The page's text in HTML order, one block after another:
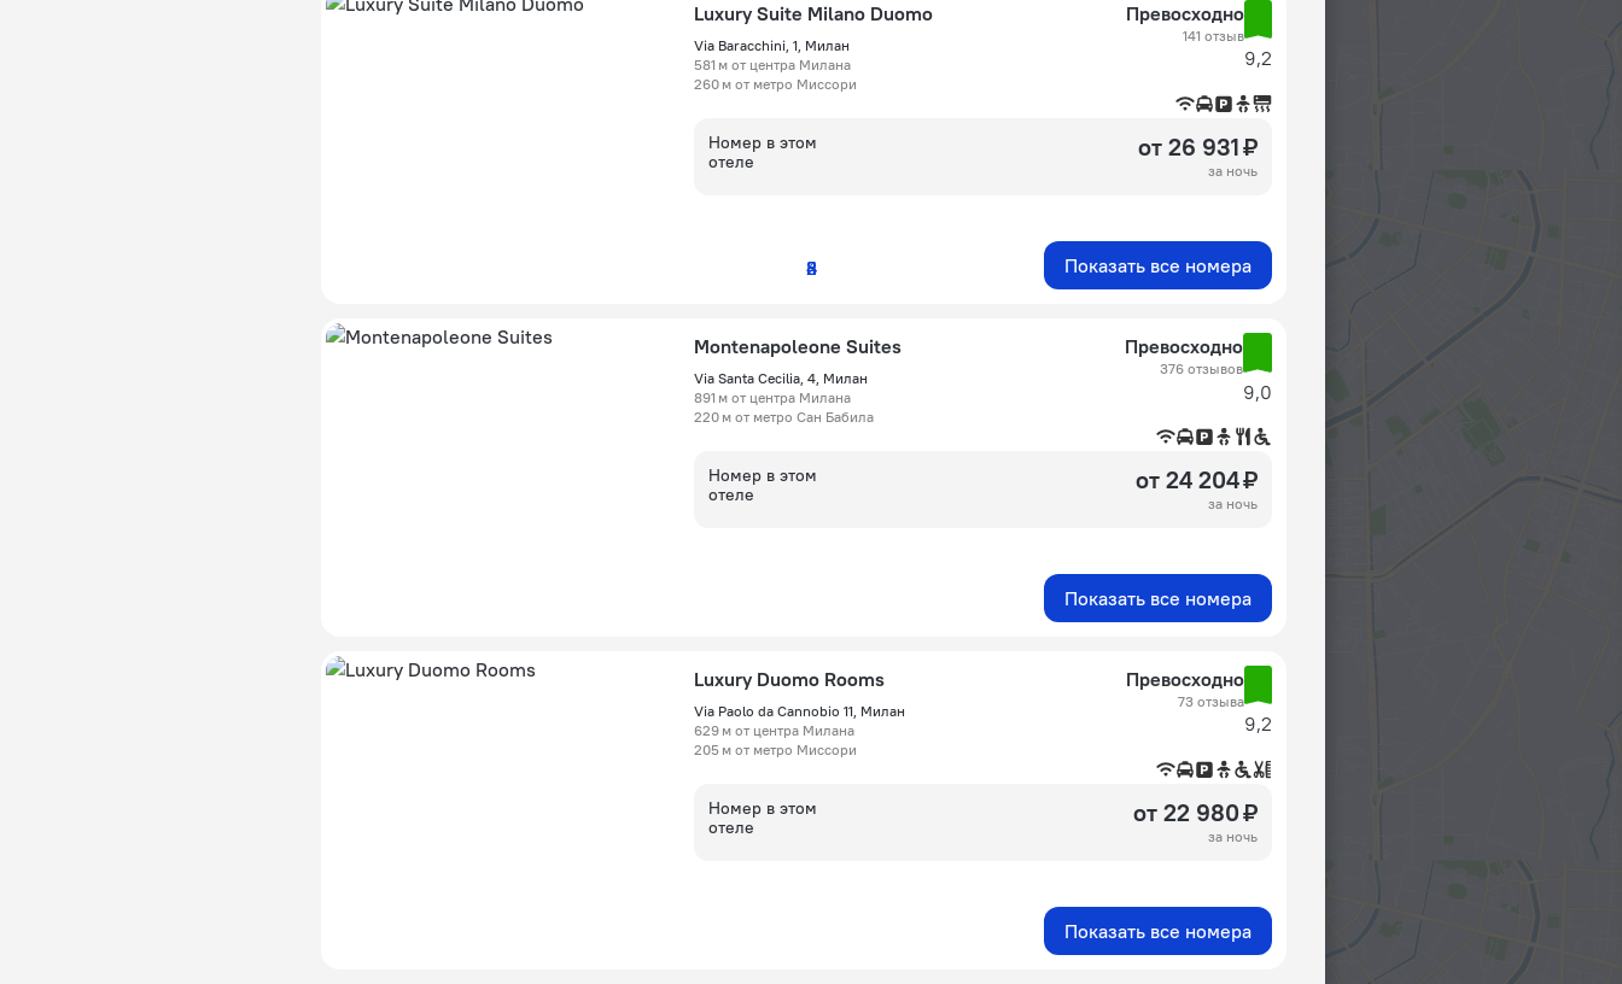
Luxury Suite Milano Duomo
Via Baracchini, 1, Милан
581 м от центра Милана
260 м от метро Миссори
Превосходно
141 отзыв
9,2
Номер в этом
отеле
от 26 931 ₽
за ночь
Показать все номера
Montenapoleone Suites
Via Santa Cecilia, 4, Милан
891 м от центра Милана
220 м от метро Сан Бабила
Превосходно
376 отзывов
9,0
Номер в этом
отеле
от 24 204 ₽
за ночь
Показать все номера
Luxury Duomo Rooms
Via Paolo da Cannobio 11, Милан
629 м от центра Милана
205 м от метро Миссори
Превосходно
73 отзыва
9,2
Номер в этом
отеле
от 22 980 ₽
за ночь
Показать все номера
2
3
4
5
8